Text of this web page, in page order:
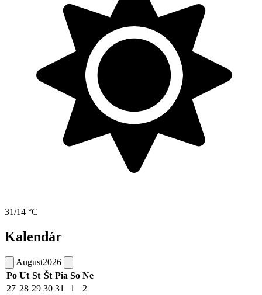
31/14 °C
Kalendár
August2026
Po Ut St Št Pia So Ne
27 28 29 30 31 1
2